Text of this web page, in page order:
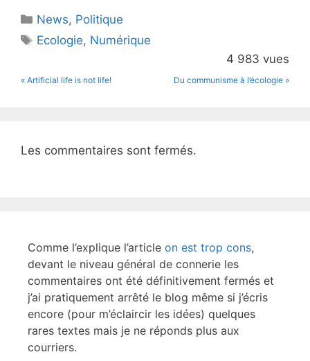
er e
b
o
o
Catégories
News, Politique
Étiquettes
Ecologie, Numérique
4 983 vues
« Artificial life is not life! Du communisme à l’écologie »
Les commentaires sont fermés.
Comme l’explique l’article on est trop cons,
devant le niveau général de connerie les
commentaires ont été définitivement fermés et
j’ai pratiquement arrêté le blog même si j’écris
encore (pour m’éclaircir les idées) quelques
rares textes mais je ne réponds plus aux
courriers.